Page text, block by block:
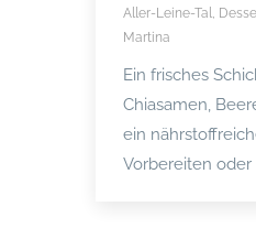
Aller-Leine-Tal,
Martina
Ein frisches
Chiasamen,
ein
Vorbereiten